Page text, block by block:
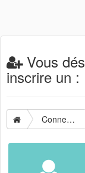
Vous
inscrire un :
Connexion